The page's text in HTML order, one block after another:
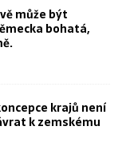
může být
bohatá,
krajů není
k zemskému